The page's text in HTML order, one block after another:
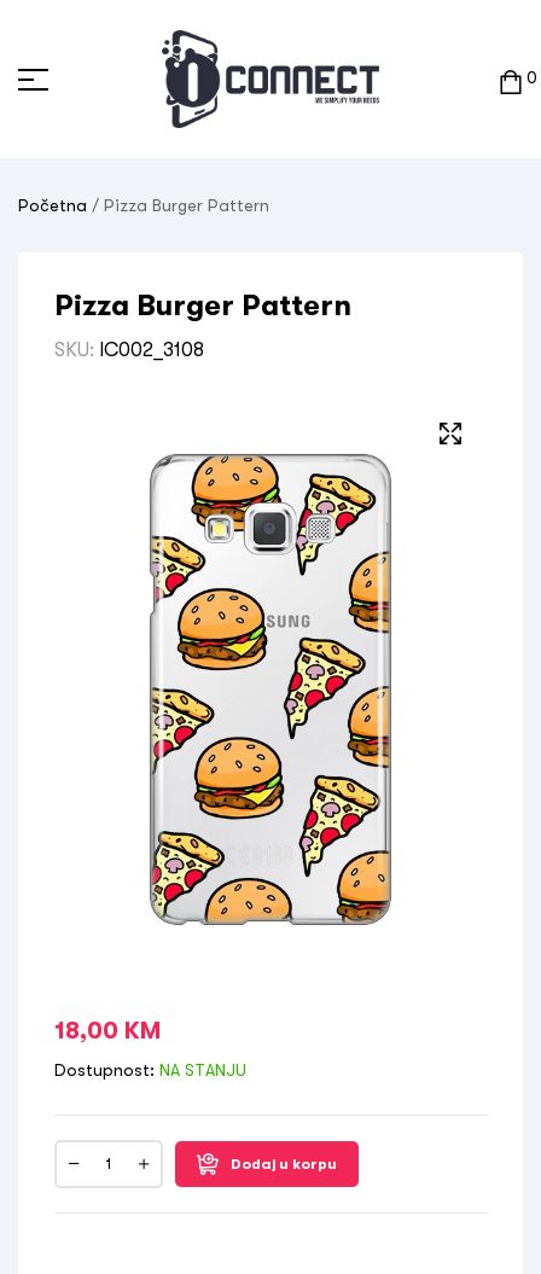
0
Početna / Pizza Burger Pattern
Pizza Burger Pattern
SKU: IC002_3108
18,00 KM
Dostupnost: NA STANJU
Dodaj u korpu